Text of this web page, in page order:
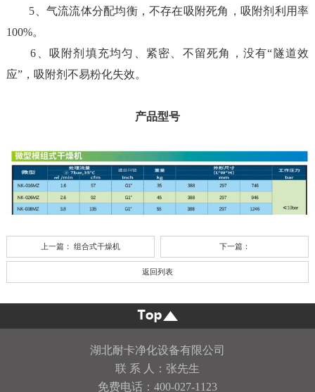
5、气流流体分配均衡，不存在吸附死角，吸附剂利用率
100%。
6、吸附剂填充均匀、紧密、不留死角，没有“隧道效
应”，吸附剂不易粉化失效。
产品型号
上一篇： 组合式干燥机 下一篇：
返回列表
湖北耐卡净化设备有限公司
联 系 人：张先生
免费电话：400-027-1123